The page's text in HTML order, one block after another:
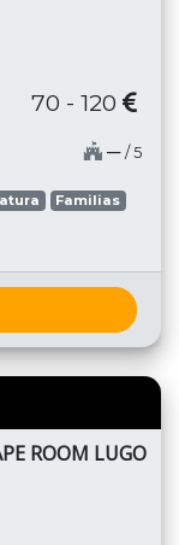
70 - 120
─ / 5
Familias
ROOM LUGO